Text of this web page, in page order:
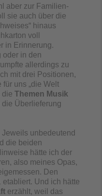
aber zur Familien-
sie auch über die
hinaus
voll
in Erinnerung.
oder in den
allerdings zu
mit drei Positionen,
uns „die Welt
die Themen Musik
die Überlieferung
unbedeutend
die beiden
hätte ich der
also meines Opas,
Den
etabliert. Und ich hätte
erzählt, weil das